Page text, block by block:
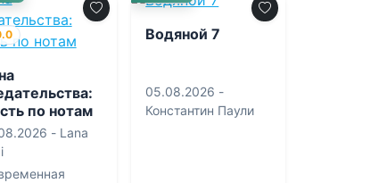
по нотам
- Lana
Водяной 7
05.08.2026 -
Константин Паули